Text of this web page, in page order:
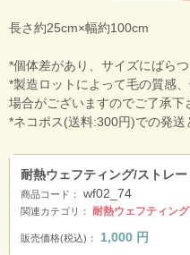
長さ約25cm×幅約100cm
*個体差があり、サイズにばらつ
*製造ロットによって毛の質感
場合がございますのでご了承下
*ネコポス(送料:300円)での発送
耐熱ウェフティング/ストレ
商品コード： wf02_74
関連カテゴリ： 耐熱ウェフティング
販売価格(税込)： 1,000 円